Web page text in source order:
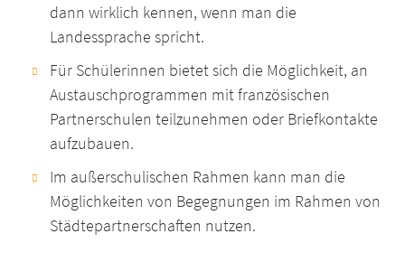
dann wirklich kennen, wenn man die
Landessprache spricht.
Für Schülerinnen bietet sich die Möglichkeit, an
Austauschprogrammen mit französischen
Partnerschulen teilzunehmen oder Briefkontakte
aufzubauen.
Im außerschulischen Rahmen kann man die
Möglichkeiten von Begegnungen im Rahmen von
Städtepartnerschaften nutzen.